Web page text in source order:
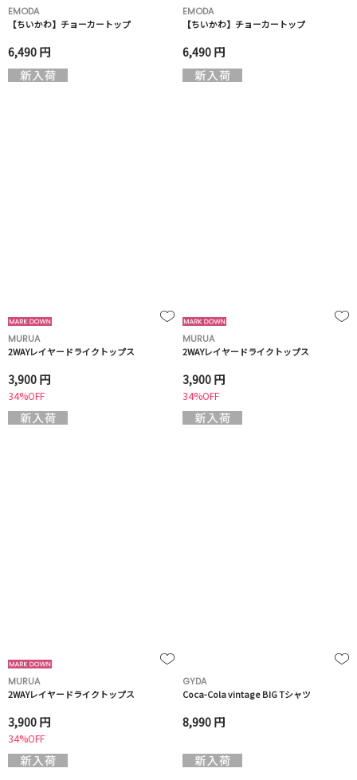
EMODA
【ちいかわ】チョーカートップ
6,490 円
EMODA
【ちいかわ】チョーカートップ
6,490 円
MURUA
2WAYレイヤードライクトップス
3,900 円
34%OFF
MURUA
2WAYレイヤードライクトップス
3,900 円
34%OFF
MURUA
2WAYレイヤードライクトップス
3,900 円
34%OFF
GYDA
Coca-Cola vintage BIG Tシャツ
8,990 円